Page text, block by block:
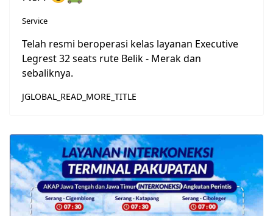
Service
Telah resmi beroperasi kelas layanan Executive
Legrest 32 seats rute Belik - Merak dan
sebaliknya.
JGLOBAL_READ_MORE_TITLE